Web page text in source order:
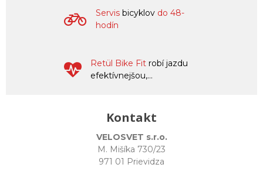
Servis bicyklov do 48-
hodín
Retül Bike Fit robí jazdu
efektívnejšou,...
Kontakt
VELOSVET s.r.o.
M. Mišíka 730/23
971 01 Prievidza